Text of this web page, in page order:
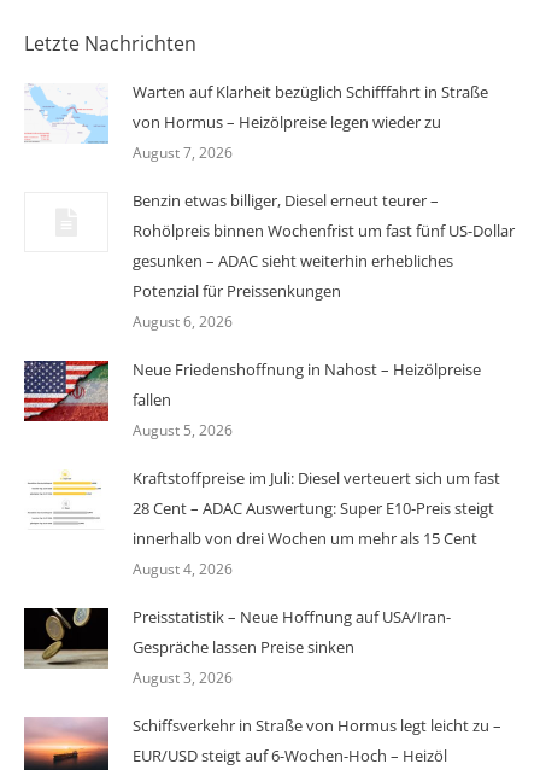
Letzte Nachrichten
Warten auf Klarheit bezüglich Schifffahrt in Straße
von Hormus – Heizölpreise legen wieder zu
August 7, 2026
Benzin etwas billiger, Diesel erneut teurer –
Rohölpreis binnen Wochenfrist um fast fünf US-Dollar
gesunken – ADAC sieht weiterhin erhebliches
Potenzial für Preissenkungen
August 6, 2026
Neue Friedenshoffnung in Nahost – Heizölpreise
fallen
August 5, 2026
Kraftstoffpreise im Juli: Diesel verteuert sich um fast
28 Cent – ADAC Auswertung: Super E10-Preis steigt
innerhalb von drei Wochen um mehr als 15 Cent
August 4, 2026
Preisstatistik – Neue Hoffnung auf USA/Iran-
Gespräche lassen Preise sinken
August 3, 2026
Schiffsverkehr in Straße von Hormus legt leicht zu –
EUR/USD steigt auf 6-Wochen-Hoch – Heizöl